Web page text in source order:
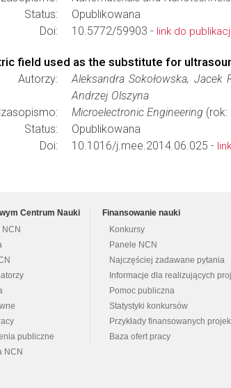
Status:
Opublikowana
Doi:
10.5772/59903 - link do
field used as the substitute for
Autorzy:
Aleksandra Sokołowska, Jacek
Andrzej Olszyna
Microelectronic Engineering (rok:
Status:
Opublikowana
Doi:
10.1016/j.mee.2014.06.025 -
Centrum Nauki
publiczne
NCN
Finansowanie nauki
Konkursy
Panele NCN
Najczęściej zadawane pytania
Informacje dla realizujących
Pomoc publiczna
Statystyki konkursów
Przykłady finansowanych
Baza ofert pracy